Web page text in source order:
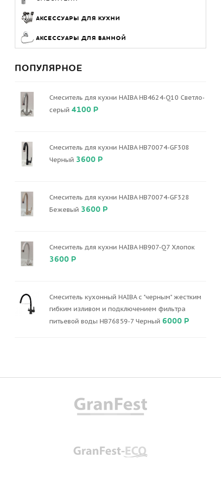
АКСЕССУАРЫ ДЛЯ КУХНИ
АКСЕССУАРЫ ДЛЯ ВАННОЙ
ПОПУЛЯРНОЕ
Смеситель для кухни HAIBA HB4624-Q10 Светло-
серый 4100 Р
Смеситель для кухни HAIBA HB70074-GF308
Черный 3600 Р
Смеситель для кухни HAIBA HB70074-GF328
Бежевый 3600 Р
Смеситель для кухни HAIBA HB907-Q7 Хлопок
3600 Р
Смеситель кухонный HAIBA с "черным" жестким
гибким изливом и подключением фильтра
питьевой воды HB76859-7 Черный 6000 Р